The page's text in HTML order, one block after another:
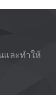
และทำให้